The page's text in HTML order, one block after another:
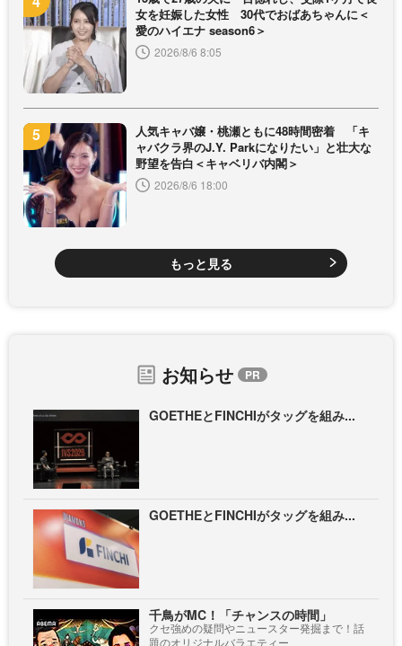
女を妊娠した女性 30代でおばあちゃんに＜
愛のハイエナ season6＞
2026/8/6 8:05
人気キャバ嬢・桃瀬ともに48時間密着 「キ
ャバクラ界のJ.Y. Parkになりたい」と壮大な
野望を告白＜キャベリバ内閣＞
2026/8/6 18:00
もっと見る
お知らせ
GOETHEとFINCHIがタッグを組み...
GOETHEとFINCHIがタッグを組み...
千鳥がMC！「チャンスの時間」
クセ強めの疑問やニュースター発掘まで！話
題のオリジナルバラエティー